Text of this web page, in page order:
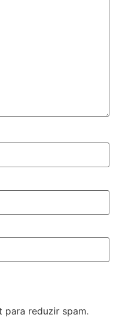
para reduzir spam.